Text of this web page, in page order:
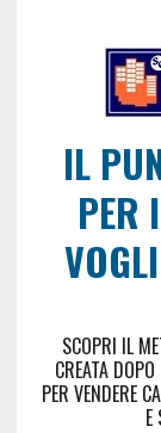
IL
PER
SCOPRI IL
CREATA
PER VENDERE
E